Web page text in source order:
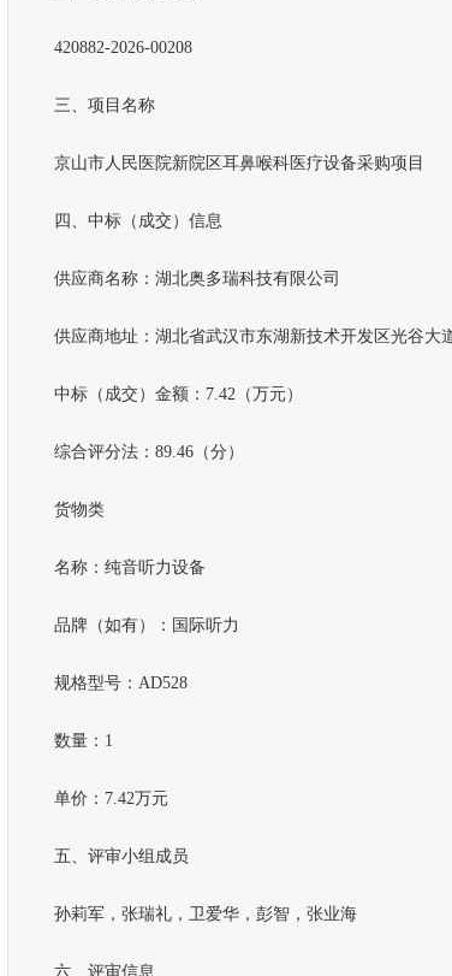
420882-2026-00208
三、项目名称
京山市人民医院新院区耳鼻喉科医疗设备采购项目
四、中标（成交）信息
供应商名称：湖北奥多瑞科技有限公司
供应商地址：湖北省武汉市东湖新技术开发区光谷大
中标（成交）金额：7.42（万元）
综合评分法：89.46（分）
货物类
名称：纯音听力设备
品牌（如有）：国际听力
规格型号：AD528
数量：1
单价：7.42万元
五、评审小组成员
孙莉军，张瑞礼，卫爱华，彭智，张业海
六、评审信息